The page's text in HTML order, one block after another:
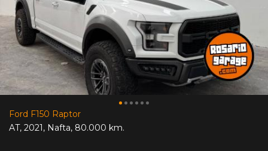
Ford F150 Raptor
AT, 2021, Nafta, 80.000 km.